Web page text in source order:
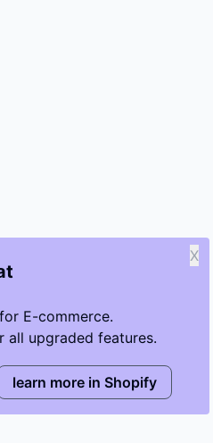
E-commerce.
all upgraded features.
X
learn more in Shopify